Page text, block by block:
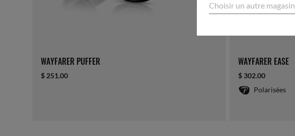
Choisir un autre magasin
WAYFARER PUFFER
$ 251.00
WAYFARER EASE
$ 302.00
Polarisées